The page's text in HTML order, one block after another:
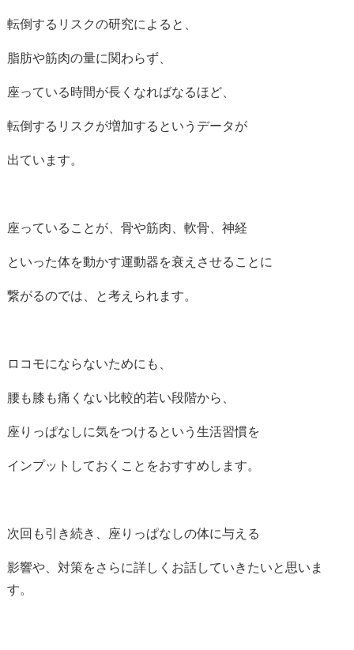
転倒するリスクの研究によると、
脂肪や筋肉の量に関わらず、
座っている時間が長くなればなるほど、
転倒するリスクが増加するというデータが
出ています。
座っていることが、骨や筋肉、軟骨、神経
といった体を動かす運動器を衰えさせることに
繋がるのでは、と考えられます。
ロコモにならないためにも、
腰も膝も痛くない比較的若い段階から、
座りっぱなしに気をつけるという生活習慣を
インプットしておくことをおすすめします。
次回も引き続き、座りっぱなしの体に与える
影響や、対策をさらに詳しくお話していきたいと思いま
す。